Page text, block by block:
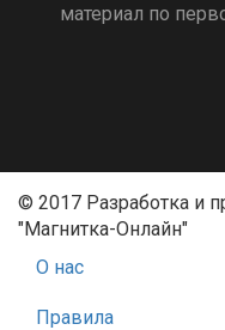
материал по
© 2017 Разработка и
"Магнитка-Онлайн"
О нас
Правила